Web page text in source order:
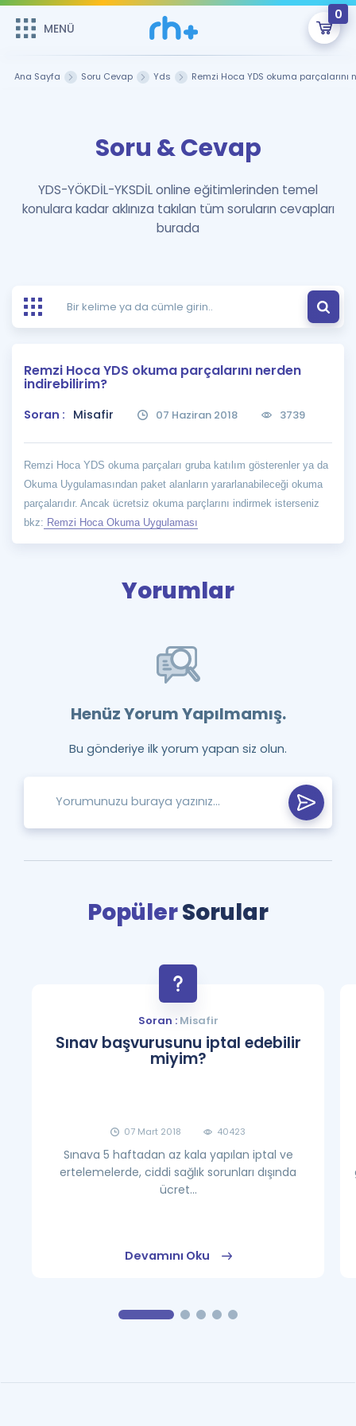
MENÜ
0
Şifremi Hatırlamıyorum
GİRİŞ YAP
Remzi Hoca ile seni sınava hazırlayacak onlarca eğitim seni
bekliyor!
MENÜ
Çalışma Paketleri
Kitaplar ve Kaynaklar
Ücretsiz Kaynaklar
Puan Hesaplama
Rehberlik Aracı
ÖSYM Sınav Takvimi
Kampanyalar
İngilizce Gramer
Blog
İngilizce Gramer
Hakkımızda
Ana Sayfa Soru Cevap Yds Remzi Hoca YDS okuma
Soru & Cevap
YDS-YÖKDİL-YKSDİL online eğitimlerinden temel
konulara kadar aklınıza takılan tüm soruların cevapları
burada
Remzi Hoca YDS okuma parçalarını nerden
indirebilirim?
Soran : Misafir 07 Haziran 2018 3739
Remzi Hoca YDS okuma parçaları gruba katılım gösterenler ya da
Okuma Uygulamasından paket alanların yararlanabileceği okuma
parçalarıdır. Ancak ücretsiz okuma parçlarını indirmek isterseniz
bkz: Remzi Hoca Okuma Uygulaması
Yorumlar
Henüz Yorum Yapılmamış.
Bu gönderiye ilk yorum yapan siz olun.
PopülerSorular
Soran :Misafir
Sınav başvurusunu iptal edebilir
miyim?
07 Mart 2018 40423
Sınava 5 haftadan az kala yapılan iptal ve
ertelemelerde, ciddi sağlık sorunları dışında
ücret...
Devamını Oku